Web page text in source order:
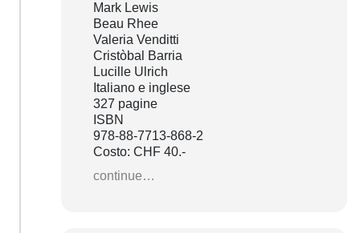
Mark Lewis
Beau Rhee
Valeria Venditti
Cristòbal Barria
Lucille Ulrich
Italiano e inglese
327 pagine
ISBN
978-88-7713-868-2
Costo: CHF 40.-
continue…